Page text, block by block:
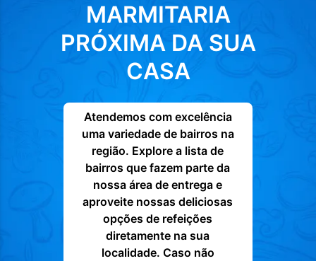
MARMITARIA
PRÓXIMA DA SUA
CASA
Atendemos com excelência
uma variedade de bairros na
região. Explore a lista de
bairros que fazem parte da
nossa área de entrega e
aproveite nossas deliciosas
opções de refeições
diretamente na sua
localidade. Caso não